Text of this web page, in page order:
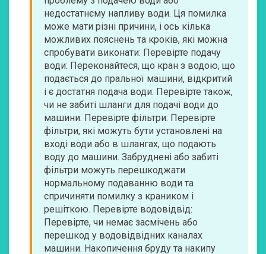
недостатнєму напливу води. Ця помилка
може мати різні причини, і ось кілька
можливих пояснень та кроків, які можна
спробувати виконати: Перевірте подачу
води: Переконайтеся, що кран з водою, що
подається до пральної машини, відкритий
і є достатня подача води. Перевірте також,
чи не забиті шланги для подачі води до
машини. Перевірте фільтри: Перевірте
фільтри, які можуть бути установлені на
вході води або в шлангах, що подають
воду до машини. Забруднені або забиті
фільтри можуть перешкоджати
нормальному подаванню води та
спричиняти помилку з краником і
решіткою. Перевірте водовідвід:
Перевірте, чи немає засмічень або
перешкод у водовідвідних каналах
машини. Накопичення бруду та накипу